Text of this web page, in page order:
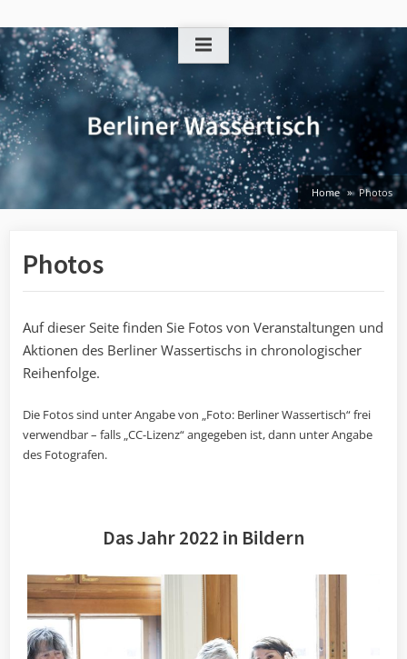
to
content
Home Photos
Photos
Auf dieser Seite finden Sie Fotos von Veranstaltungen und
Aktionen des Berliner Wassertischs in chronologischer
Reihenfolge.
Die Fotos sind unter Angabe von „Foto: Berliner Wassertisch“ frei
verwendbar – falls „CC-Lizenz“ angegeben ist, dann unter Angabe
des Fotografen.
Das Jahr 2022 in Bildern